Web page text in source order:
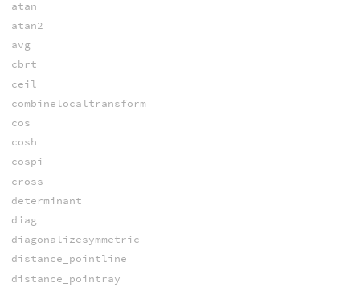
atan
atan2
avg
cbrt
ceil
combinelocaltransform
cos
cosh
cospi
cross
determinant
diag
diagonalizesymmetric
distance_pointline
distance_pointray